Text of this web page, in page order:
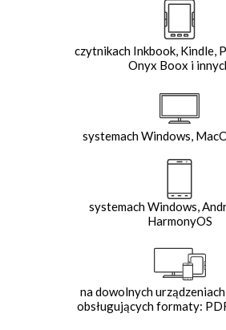
czytnikach Inkbook, Kindle,
Onyx Boox i
systemach Windows,
systemach Windows,
HarmonyOS
na dowolnych
obsługujących formaty: